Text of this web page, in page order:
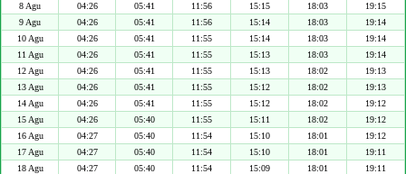
8 Agu
04:26 05:41 11:56 15:15 18:03
19:15
9 Agu
04:26 05:41 11:56 15:14 18:03
19:14
10 Agu
04:26 05:41 11:55 15:14 18:03
19:14
11 Agu
04:26 05:41 11:55 15:13 18:03
19:14
12 Agu
04:26 05:41 11:55 15:13 18:02
19:13
13 Agu
04:26 05:41 11:55 15:12 18:02
19:13
14 Agu
04:26 05:41 11:55 15:12 18:02
19:12
15 Agu
04:26 05:40 11:55 15:11 18:02
19:12
16 Agu
04:27 05:40 11:54 15:10 18:01
19:12
17 Agu
04:27 05:40 11:54 15:10 18:01
19:11
18 Agu
04:27 05:40 11:54 15:09 18:01
19:11